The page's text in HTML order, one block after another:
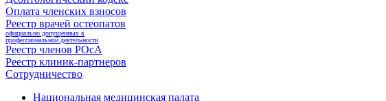
Оплата членских взносов
Реестр врачей остеопатов
официально допущенных к
профессиональной деятельности
Реестр членов РОсА
Реестр клиник-партнеров
Сотрудничество
Национальная медицинская палата